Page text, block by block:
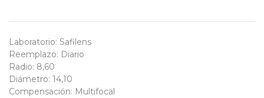
Laboratorio: Safilens
Reemplazo: Diario
Radio: 8,60
Diámetro: 14,10
Compensación: Multifocal